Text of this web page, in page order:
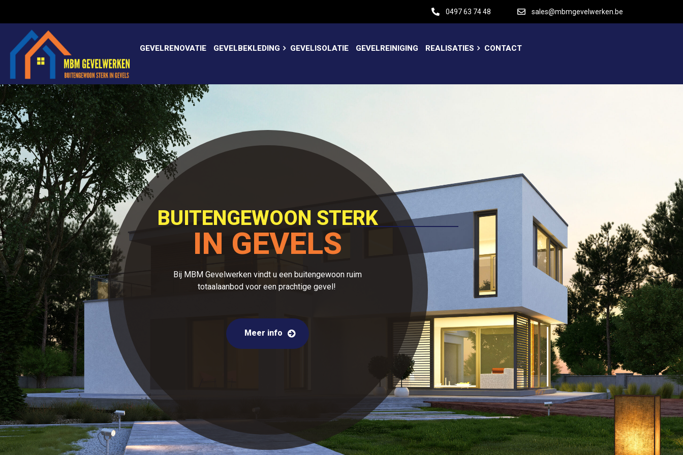
0497 63 74 48 sales@mbmgevelwerken.be
GEVELRENOVATIE GEVELBEKLEDING GEVELISOLATIE GEVELREINIGING REALISATIES CONTACT
BUITENGEWOON STERK
IN GEVELS
Bij MBM Gevelwerken vindt u een buitengewoon ruim
totaalaanbod voor een prachtige gevel!
Meer info